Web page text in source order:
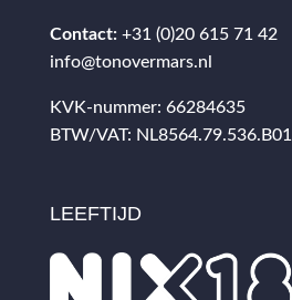
Contact: +31 (0)20 615 71 42
info@tonovermars.nl
KVK-nummer: 66284635
BTW/VAT: NL8564.79.536.B01
LEEFTIJD